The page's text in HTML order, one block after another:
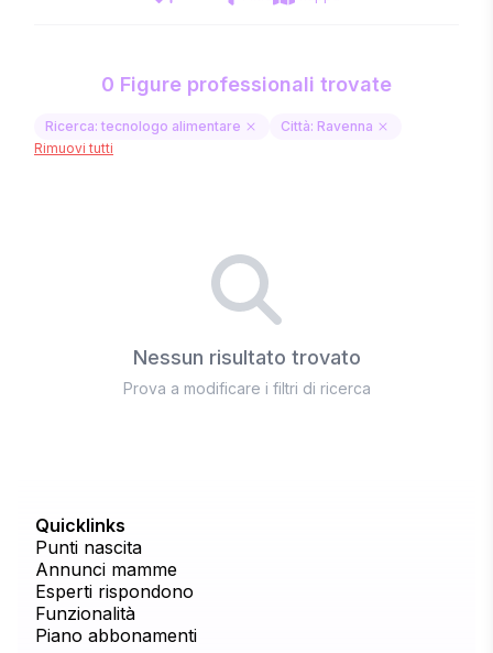
0 Figure professionali trovate
Ricerca: tecnologo alimentare
Città: Ravenna
Rimuovi tutti
Nessun risultato trovato
Prova a modificare i filtri di ricerca
Quicklinks
Punti nascita
Annunci mamme
Esperti rispondono
Funzionalità
Piano abbonamenti